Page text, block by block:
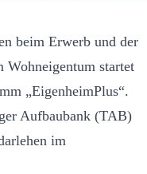
beim Erwerb und der
Wohneigentum startet
„EigenheimPlus“.
Aufbaubank (TAB)
im